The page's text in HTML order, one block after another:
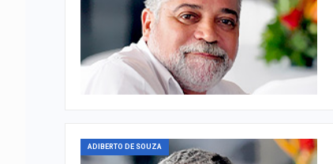
ADIBERTO DE SOUZA